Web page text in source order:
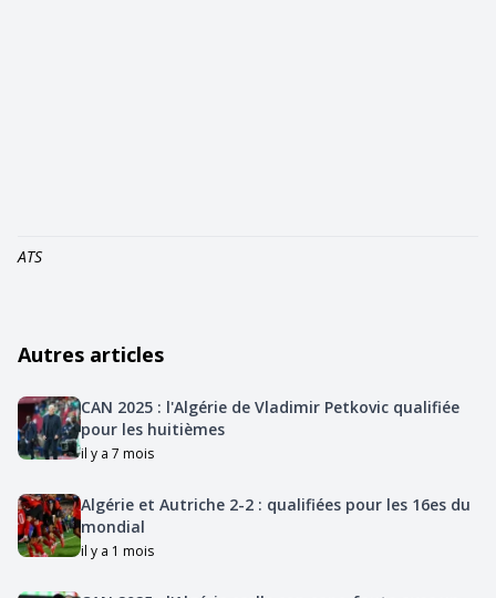
ATS
Autres articles
CAN 2025 : l'Algérie de Vladimir Petkovic qualifiée
pour les huitièmes
il y a 7 mois
Algérie et Autriche 2-2 : qualifiées pour les 16es du
mondial
il y a 1 mois